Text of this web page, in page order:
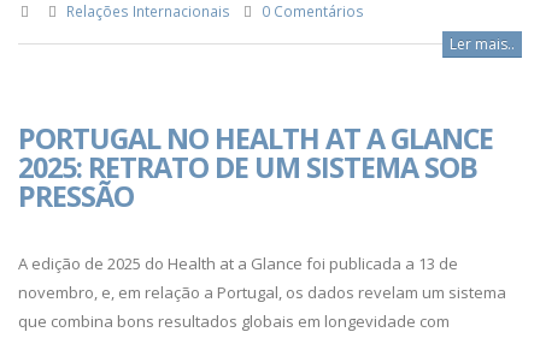
Relações Internacionais 0 Comentários
Ler mais..
PORTUGAL NO HEALTH AT A GLANCE
2025: RETRATO DE UM SISTEMA SOB
PRESSÃO
A edição de 2025 do Health at a Glance foi publicada a 13 de
novembro, e, em relação a Portugal, os dados revelam um sistema
que combina bons resultados globais em longevidade com